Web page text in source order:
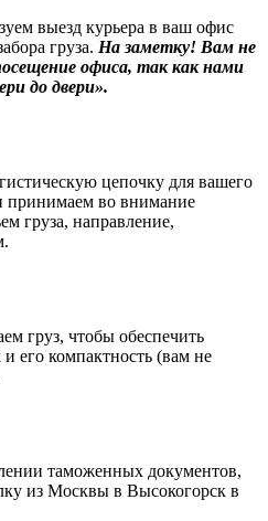
выезд курьера в ваш офис
груза. На заметку! Вам не
офиса, так как нами
до двери».
цепочку для вашего
принимаем во внимание
груза, направление,
груз, чтобы обеспечить
его компактность (вам не
таможенных документов,
из Москвы в Высокогорск в